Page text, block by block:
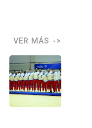
VER MÁS